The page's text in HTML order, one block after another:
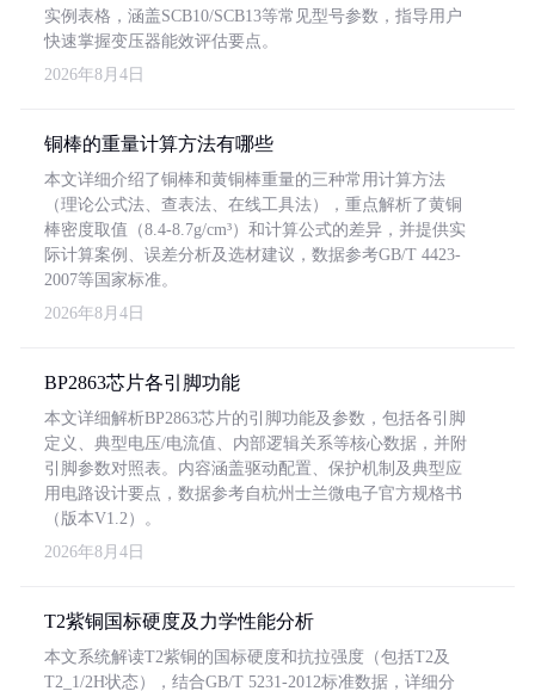
实例表格，涵盖SCB10/SCB13等常见型号参数，指导用户
快速掌握变压器能效评估要点。
2026年8月4日
铜棒的重量计算方法有哪些
本文详细介绍了铜棒和黄铜棒重量的三种常用计算方法
（理论公式法、查表法、在线工具法），重点解析了黄铜
棒密度取值（8.4-8.7g/cm³）和计算公式的差异，并提供实
际计算案例、误差分析及选材建议，数据参考GB/T 4423-
2007等国家标准。
2026年8月4日
BP2863芯片各引脚功能
本文详细解析BP2863芯片的引脚功能及参数，包括各引脚
定义、典型电压/电流值、内部逻辑关系等核心数据，并附
引脚参数对照表。内容涵盖驱动配置、保护机制及典型应
用电路设计要点，数据参考自杭州士兰微电子官方规格书
（版本V1.2）。
2026年8月4日
T2紫铜国标硬度及力学性能分析
本文系统解读T2紫铜的国标硬度和抗拉强度（包括T2及
T2_1/2H状态），结合GB/T 5231-2012标准数据，详细分